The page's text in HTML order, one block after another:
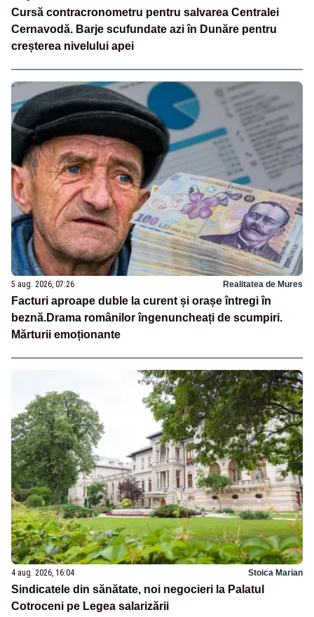
Cursă contracronometru pentru salvarea Centralei
Cernavodă. Barje scufundate azi în Dunăre pentru
creșterea nivelului apei
5 aug. 2026, 07:26 Realitatea de Mures
Facturi aproape duble la curent și orașe întregi în
beznă.Drama românilor îngenuncheați de scumpiri.
Mărturii emoționante
4 aug. 2026, 16:04 Stoica Marian
Sindicatele din sănătate, noi negocieri la Palatul
Cotroceni pe Legea salarizării